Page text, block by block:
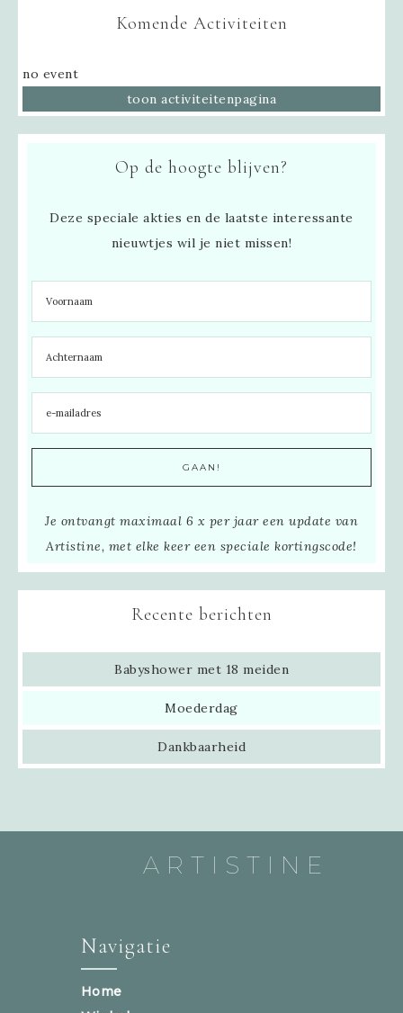
Komende Activiteiten
no event
toon activiteitenpagina
Op de hoogte blijven?
Deze speciale akties en de laatste interessante
nieuwtjes wil je niet missen!
Je ontvangt maximaal 6 x per jaar een update van
Artistine, met elke keer een speciale kortingscode!
Recente berichten
Babyshower met 18 meiden
Moederdag
Dankbaarheid
ARTISTINE
Navigatie
Home